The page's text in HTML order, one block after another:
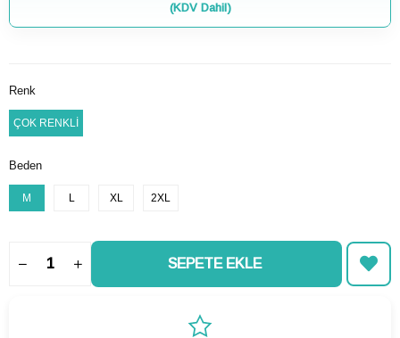
(KDV Dahil)
Renk
ÇOK RENKLİ
Beden
M L XL 2XL